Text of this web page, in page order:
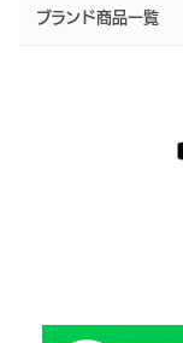
ブランド商品一覧